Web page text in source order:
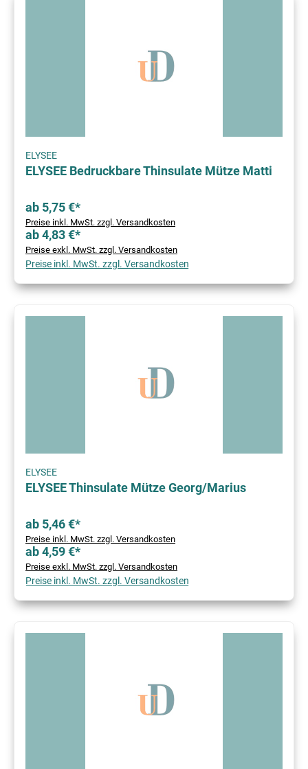
ELYSEE
ELYSEE Bedruckbare Thinsulate Mütze Matti
ab 5,75 €*
Preise inkl. MwSt. zzgl. Versandkosten
ab 4,83 €*
Preise exkl. MwSt. zzgl. Versandkosten
Preise inkl. MwSt. zzgl. Versandkosten
ELYSEE
ELYSEE Thinsulate Mütze Georg/Marius
ab 5,46 €*
Preise inkl. MwSt. zzgl. Versandkosten
ab 4,59 €*
Preise exkl. MwSt. zzgl. Versandkosten
Preise inkl. MwSt. zzgl. Versandkosten